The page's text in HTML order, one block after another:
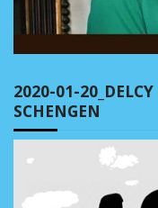
2020-01-
SCHENGEN